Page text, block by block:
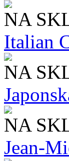
NA
Italian
NA
NA
Jean-